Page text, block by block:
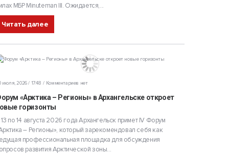
МБР Minuteman III. Ожидается,...
Читать далее
июля, 2026 / 17:48 Комментариев нет
«Арктика – Регионы» в Архангельске откроет
горизонты
по 14 августа 2026 года Архангельск примет IV Форум
– Регионы», который зарекомендовал себя как
профессиональная площадка для обсуждения
развития Арктической зоны...